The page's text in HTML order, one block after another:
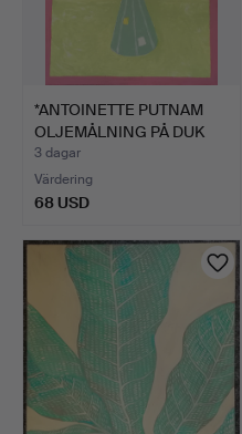
*ANTOINETTE PUTNAM
OLJEMÅLNING PÅ DUK
'CHE…
3 dagar
Värdering
68 USD